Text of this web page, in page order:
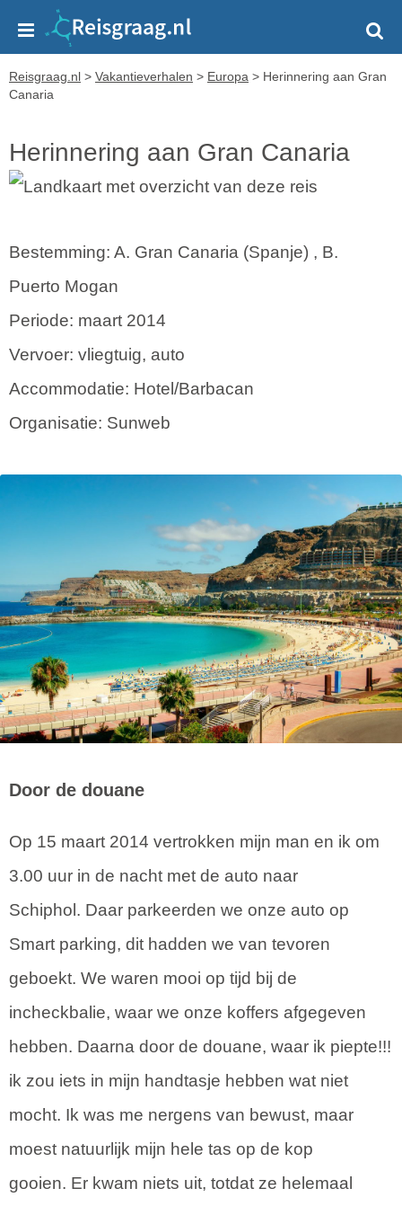
Reisgraag.nl > Vakantieverhalen > Europa > Herinnering aan Gran
Canaria
Herinnering aan Gran Canaria
Bestemming: A. Gran Canaria (Spanje) , B.
Puerto Mogan
Periode: maart 2014
Vervoer: vliegtuig, auto
Accommodatie: Hotel/Barbacan
Organisatie: Sunweb
Door de douane
Op 15 maart 2014 vertrokken mijn man en ik om
3.00 uur in de nacht met de auto naar
Schiphol. Daar parkeerden we onze auto op
Smart parking, dit hadden we van tevoren
geboekt. We waren mooi op tijd bij de
incheckbalie, waar we onze koffers afgegeven
hebben. Daarna door de douane, waar ik piepte!!!
ik zou iets in mijn handtasje hebben wat niet
mocht. Ik was me nergens van bewust, maar
moest natuurlijk mijn hele tas op de kop
gooien. Er kwam niets uit, totdat ze helemaal